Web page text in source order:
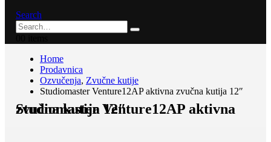
Search
Home
Prodavnica
Ozvučenja, Zvučne kutije
Studiomaster Venture12AP aktivna zvučna kutija 12″
Studiomaster Venture12AP aktivna zvučna kutija 12″